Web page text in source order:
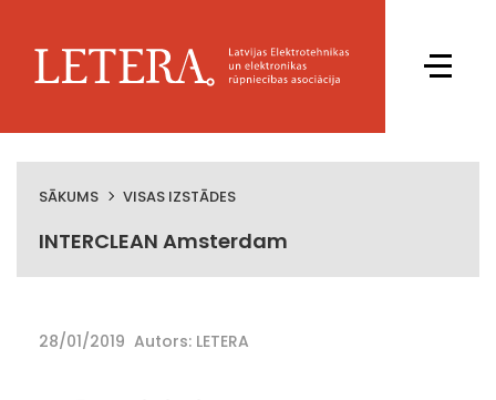
SĀKUMS VISAS IZSTĀDES
INTERCLEAN Amsterdam
28/01/2019 Autors: LETERA